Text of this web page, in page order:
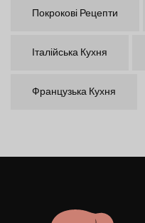
Покрокові Рецепти
Італійська Кухня
Французька Кухня